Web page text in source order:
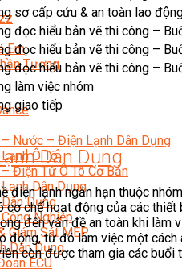
Em
Tượng
Nước – Điện Lạnh Dân Dụng
Ô Tô
Điện Tử Ô Tô Cơ Bản
Dân Dụng
Dụng
Nghiệp
Giám Sát MEP
Dân Dụng
ECU
sơ cấp cứu & an toàn lao
đọc hiểu bản vẽ thi công –
đọc hiểu bản vẽ thi công –
đọc hiểu bản vẽ thi công –
làm việc nhóm
giao tiếp
Dân Dụng
điện lạnh ngắn hạn thuộc nhóm
cơ chế hoạt động của các
đến vấn đề an toàn khi
động, từ đó làm việc một cách
còn được tham gia các